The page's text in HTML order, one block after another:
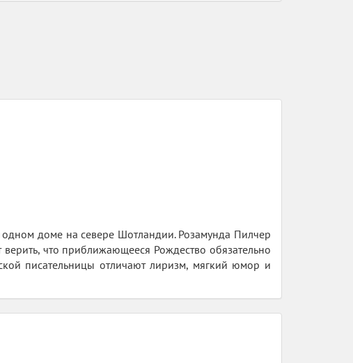
доме на севере Шотландии. Розамунда Пилчер
что приближающееся Рождество обязательно
писательницы отличают лиризм, мягкий юмор и